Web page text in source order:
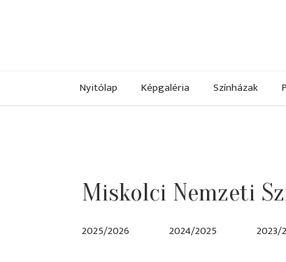
Nyitólap Képgaléria Színházak
Miskolci Nemzeti
2025/2026 2024/2025 2023/